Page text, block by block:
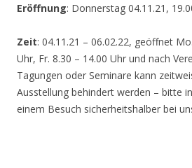
Eröffnung: Donnerstag 04.11.21,
Zeit: 04.11.21 – 06.02.22, geöffnet
Uhr, Fr. 8.30 – 14.00 Uhr und nach
Tagungen oder Seminare kann
Ausstellung behindert werden – bitte
einem Besuch sicherheitshalber bei